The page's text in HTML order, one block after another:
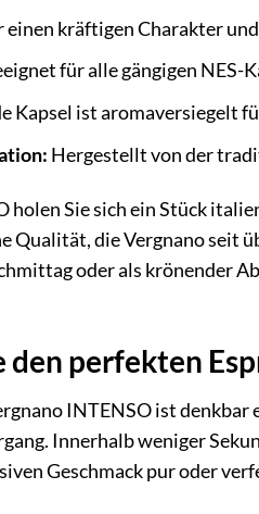
einen kräftigen Charakter
für alle gängigen NES-
Kapsel ist aromaversiegelt
Hergestellt von der
holen Sie sich ein Stück
Qualität, die Vergnano seit
oder als krönender
den perfekten
INTENSO ist denkbar
Innerhalb weniger
Geschmack pur oder